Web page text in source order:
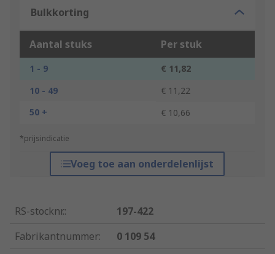
Bulkkorting
Aantal stuks Per stuk
1 - 9
€ 11,82
10 - 49
€ 11,22
50 +
€ 10,66
*prijsindicatie
Voeg toe aan onderdelenlijst
RS-stocknr.:
197-422
Fabrikantnummer:
0 109 54